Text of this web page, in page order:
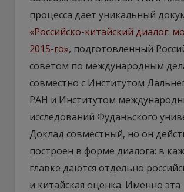
процесса дает уникальный
«Российско-китайский диалог:
2015-го», подготовленный
советом по международным
совместно с Институтом
РАН и Институтом
исследований Фуданьского
Доклад совместный, но он
построен в форме диалога: в
главке даются отдельно
и китайская оценка. Именно эта